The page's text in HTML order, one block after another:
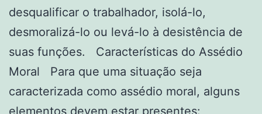
desqualificar o trabalhador, isolá-lo,
desmoralizá-lo ou levá-lo à desistência de
suas funções. Características do Assédio
Moral Para que uma situação seja
caracterizada como assédio moral, alguns
elementos devem estar presentes: